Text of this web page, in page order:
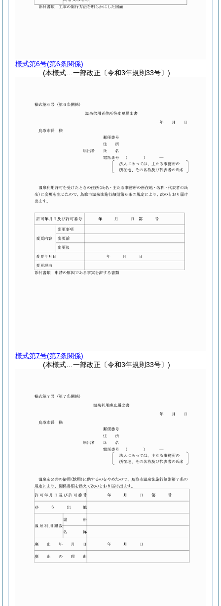
様式第6号(第6条関係)
(本様式…一部改正〔令和3年規則33号〕)
様式第7号(第7条関係)
(本様式…一部改正〔令和3年規則33号〕)